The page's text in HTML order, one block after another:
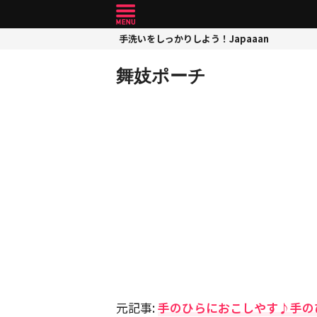
手洗いをしっかりしよう！Japaaan
舞妓ポーチ
元記事:手のひらにおこしやす♪手